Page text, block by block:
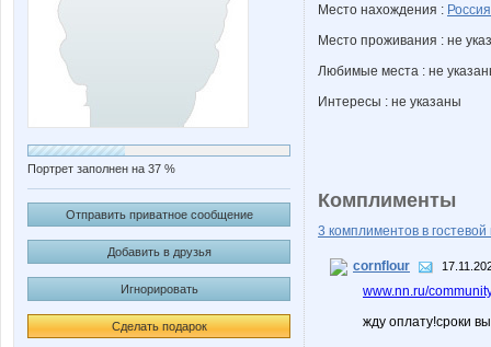
Портрет заполнен на 37 %
Отправить приватное сообщение
Добавить в друзья
Игнорировать
Сделать подарок
Место нахождения : Россия
Место проживания : не
Любимые места : не
Интересы : не указаны
Комплименты
3 комплиментов в гостевой
cornflour
www.nn.ru/
жду оплату!сроки